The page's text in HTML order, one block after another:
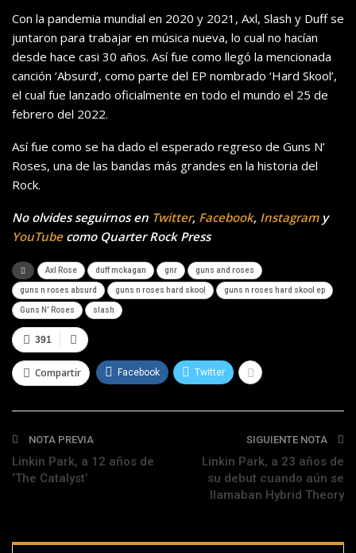
Con la pandemia mundial en 2020 y 2021, Axl, Slash y Duff se
juntaron para trabajar en música nueva, lo cual no hacían
desde hace casi 30 años. Así fue como llegó la mencionada
canción ‘Absurd’, como parte del EP nombrado ‘Hard Skool’,
el cual fue lanzado oficialmente en todo el mundo el 25 de
febrero del 2022.
Así fue como se ha dado el esperado regreso de Guns N’
Roses, una de las bandas más grandes en la historia del
Rock.
No olvides seguirnos en Twitter, Facebook, Instagramy
YouTubecomo Quarter Rock Press
Axl Rose duff mckagan gnr guns and roses
guns n roses absurd guns n roses hard skool guns n roses hard skool ep
Guns N' Roses slash
391
Compartir Facebook Twitter
NOTA PREVIA
Linkin Park, a 12 años de
‘The Catalyst’
SIGUIENTE NOTA
Linkin Park, a 23 años de
su debut cuando aún se
llamaban Hybrid Theory